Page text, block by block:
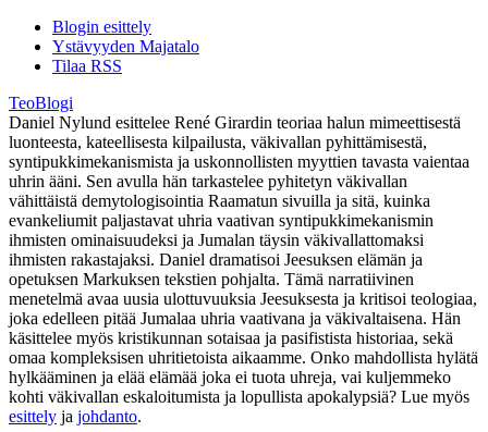
Blogin esittely
Ystävyyden Majatalo
Tilaa RSS
TeoBlogi
Daniel Nylund esittelee René Girardin teoriaa halun mimeettisestä
luonteesta, kateellisesta kilpailusta, väkivallan pyhittämisestä,
syntipukkimekanismista ja uskonnollisten myyttien tavasta vaientaa
uhrin ääni. Sen avulla hän tarkastelee pyhitetyn väkivallan
vähittäistä demytologisointia Raamatun sivuilla ja sitä, kuinka
evankeliumit paljastavat uhria vaativan syntipukkimekanismin
ihmisten ominaisuudeksi ja Jumalan täysin väkivallattomaksi
ihmisten rakastajaksi. Daniel dramatisoi Jeesuksen elämän ja
opetuksen Markuksen tekstien pohjalta. Tämä narratiivinen
menetelmä avaa uusia ulottuvuuksia Jeesuksesta ja kritisoi teologiaa,
joka edelleen pitää Jumalaa uhria vaativana ja väkivaltaisena. Hän
käsittelee myös kristikunnan sotaisaa ja pasifistista historiaa, sekä
omaa kompleksisen uhritietoista aikaamme. Onko mahdollista hylätä
hylkääminen ja elää elämää joka ei tuota uhreja, vai kuljemmeko
kohti väkivallan eskaloitumista ja lopullista apokalypsiä? Lue myös
esittely ja johdanto.